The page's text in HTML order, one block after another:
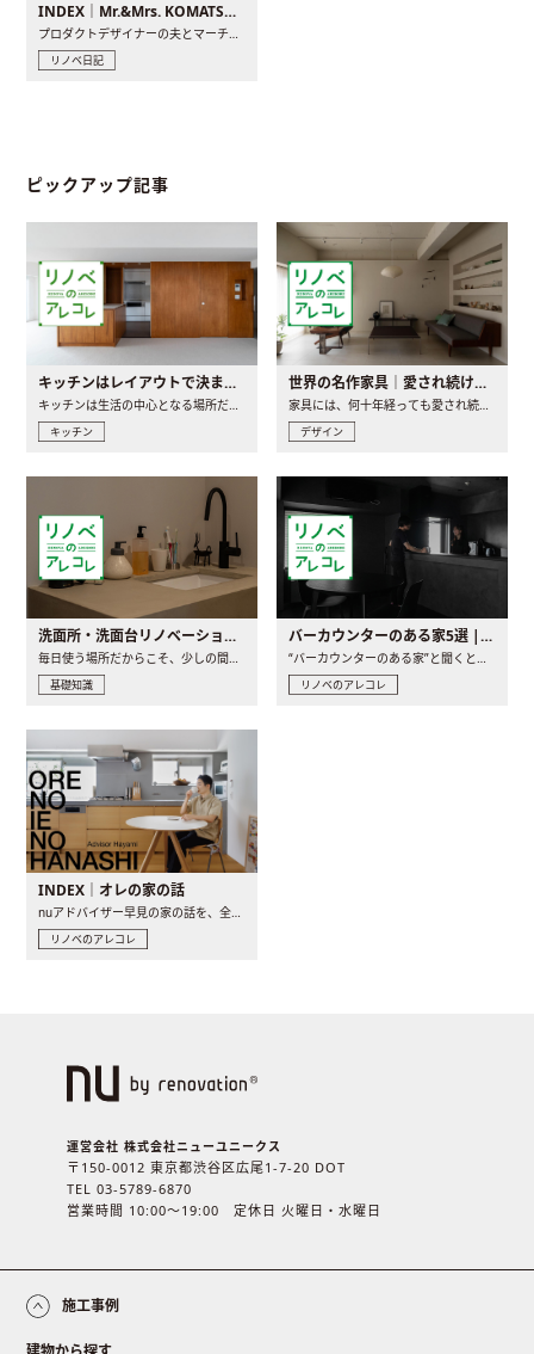
INDEX｜Mr.&Mrs. KOMATSU renovation diary
プロダクトデザイナーの夫とマーチャンダイザーの妻が、夫婦で..
リノベ日記
ピックアップ記事
キッチンはレイアウトで決まる。後悔しないための考え方と選び方
キッチンは生活の中心となる場所だからこそ、家の中のどこに置..
キッチン
世界の名作家具｜愛され続ける理由と一生モノとの出会い方
家具には、何十年経っても愛され続ける「名作」と呼ばれるもの..
デザイン
洗面所・洗面台リノベーションの事例と間取りアイデア
毎日使う場所だからこそ、少しの間取りの工夫や素材の選び方で..
基礎知識
バーカウンターのある家5選 | 日常に馴染む“距離の近い”キッチンとは
“バーカウンターのある家”と聞くと、少し特別な、大人のための..
リノベのアレコレ
INDEX｜オレの家の話
nuアドバイザー早見の家の話を、全4話でお届け。リノベーションを..
リノベのアレコレ
運営会社 株式会社ニューユニークス
〒150-0012 東京都渋谷区広尾1-7-20 DOT
TEL 03-5789-6870
営業時間 10:00〜19:00 定休日 火曜日・水曜日
施工事例